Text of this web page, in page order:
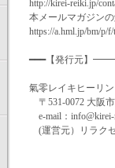
http://kirei-reiki.jp/
本メールマガジン
https://a.hml.jp/bm/p/
━━━【発行元
氣零レイキヒーリ
〒531-0072 大阪
e-mail：info@kirei-
(運営元）リラク